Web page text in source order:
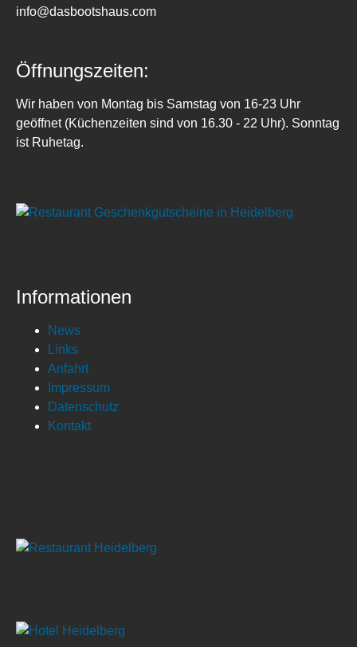
info@dasbootshaus.com
Öffnungszeiten:
Wir haben von Montag bis Samstag von 16-23 Uhr
geöffnet (Küchenzeiten sind von 16.30 - 22 Uhr). Sonntag
ist Ruhetag.
Informationen
News
Links
Anfahrt
Impressum
Datenschutz
Kontakt